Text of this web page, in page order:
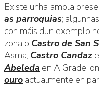
Existe unha ampla
as parroquias;
con máis dun exemplo
zona o Castro de San
Asma, Castro Candaz
Abeleda en A Grade,
ouro actualmente en